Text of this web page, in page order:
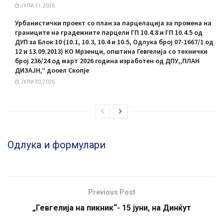
ЈУЛИ 31, 2026
Урбанистички проект со план за парцелација за промена на
границите на градежните парцели ГП 10.4.8 и ГП 10.4.5 од
ДУП за Блок 10 (10.1, 10.3, 10.4 и 10.5, Одлука број 07-1667/1 од
12 и 13.09.2013) КО Мрзенци, општина Гевгелија со технички
број 236/24 од март 2026 година изработен од ДПУ,,ПЛАН
ДИЗАЈН,“ дооел Скопје
ЈУЛИ 30, 2026
Одлука и формулари
Previous Post
„Гевгелија на пикник“- 15 јуни, на Динќут